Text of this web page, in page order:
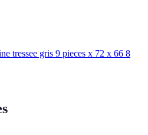
tressee gris 9 pieces x 72 x 66 8